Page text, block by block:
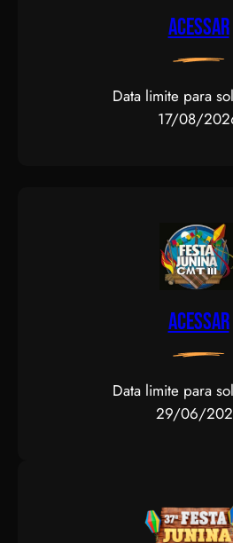
Acessar
Data limite para
17/08/
Acessar
Data limite para
29/06/